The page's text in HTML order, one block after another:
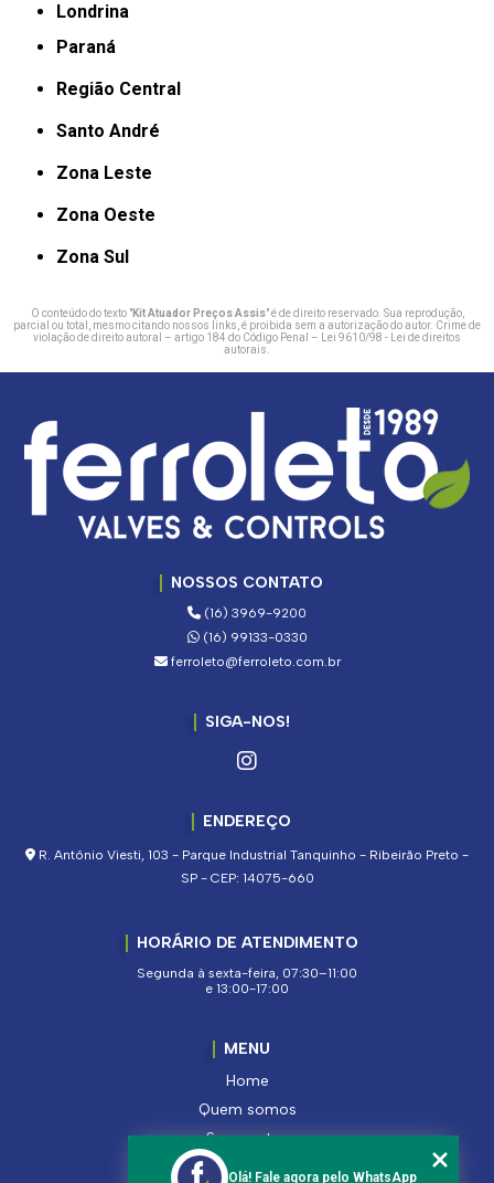
Londrina
Paraná
Região Central
Santo André
Zona Leste
Zona Oeste
Zona Sul
O conteúdo do texto "Kit Atuador Preços Assis" é de direito reservado. Sua reprodução,
parcial ou total, mesmo citando nossos links, é proibida sem a autorização do autor. Crime de
violação de direito autoral – artigo 184 do Código Penal –
Lei 9610/98 - Lei de direitos
autorais
NOSSOS CONTATO
(16) 3969-9200
(16) 99133-0330
ferroleto@ferroleto.com.br
SIGA-NOS!
ENDEREÇO
R. Antônio Viesti, 103 - Parque Industrial Tanquinho - Ribeirão Preto -
SP - CEP: 14075-660
HORÁRIO DE ATENDIMENTO
Segunda à sexta-feira, 07:30–11:00
e 13:00-17:00
MENU
Home
Quem somos
Segmentos
Serviços
Olá! Fale agora pelo WhatsApp